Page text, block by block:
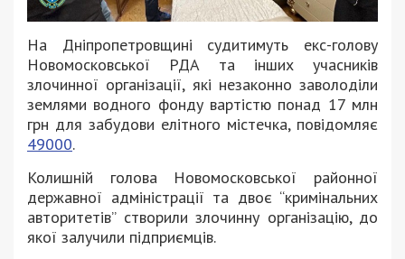
На Дніпропетровщині судитимуть екс-голову
Новомосковської РДА та інших учасників
злочинної організації, які незаконно заволоділи
землями водного фонду вартістю понад 17 млн
грн для забудови елітного містечка, повідомляє
49000.
Колишній голова Новомосковської районної
державної адміністрації та двоє “кримінальних
авторитетів” створили злочинну організацію, до
якої залучили підприємців.